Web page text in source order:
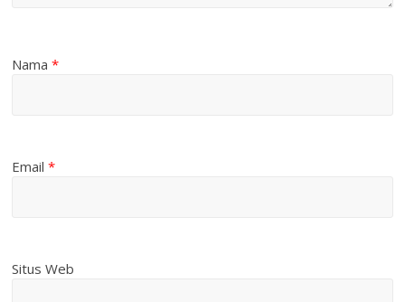
Nama*
Email*
Situs Web